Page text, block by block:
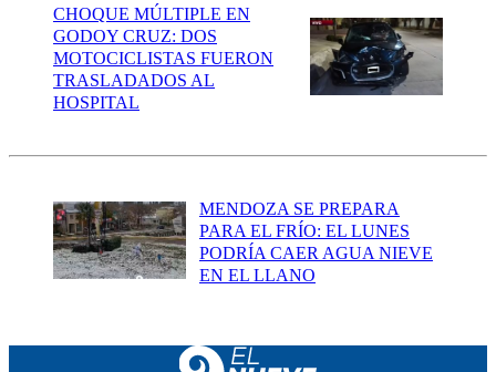
CHOQUE MÚLTIPLE EN
GODOY CRUZ: DOS
MOTOCICLISTAS FUERON
TRASLADADOS AL
HOSPITAL
MENDOZA SE PREPARA
PARA EL FRÍO: EL LUNES
PODRÍA CAER AGUA NIEVE
EN EL LLANO